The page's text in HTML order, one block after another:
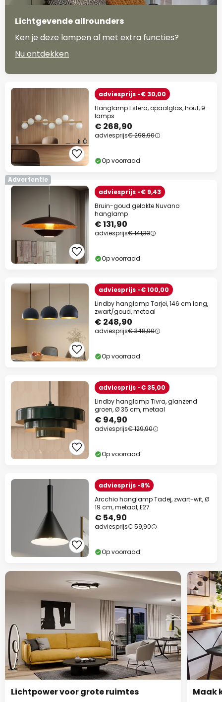
Lichtgevende allrounders
Ken je deze lampen al met extra functies?
Nu ontdekken
adviesprijs -€ 30,00
Hanglamp Estera, opaalglas, hout, 9-
lamps
€ 268,90
adviesprijs€ 298,90
Op voorraad
Advertentie
adviesprijs -€ 9,43
Bruin-goud gelakte Nuvano
hanglamp
€ 131,90
adviesprijs€ 141,33
Op voorraad
adviesprijs -€ 100,00
Lindby hanglamp Tarjei, 146 cm lang,
zwart/goud, metaal
€ 248,90
adviesprijs€ 348,90
Op voorraad
adviesprijs -€ 35,00
Lindby hanglamp Tivra, glanzend
groen, Ø 35 cm, metaal
€ 94,90
adviesprijs€ 129,90
Op voorraad
adviesprijs -8%
Arcchio hanglamp Tadej, zwart-wit, Ø
19 cm, metaal, E27
€ 54,90
adviesprijs€ 59,90
Op voorraad
Lichtpower voor grote ruimtes
Maak